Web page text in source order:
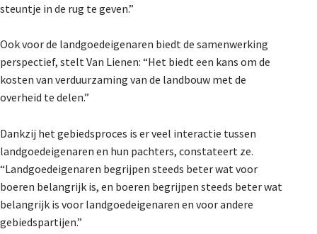
steuntje in de rug te geven.”
Ook voor de landgoedeigenaren biedt de samenwerking
perspectief, stelt Van Lienen: “Het biedt een kans om de
kosten van verduurzaming van de landbouw met de
overheid te delen.”
Dankzij het gebiedsproces is er veel interactie tussen
landgoedeigenaren en hun pachters, constateert ze.
“Landgoedeigenaren begrijpen steeds beter wat voor
boeren belangrijk is, en boeren begrijpen steeds beter wat
belangrijk is voor landgoedeigenaren en voor andere
gebiedspartijen.”